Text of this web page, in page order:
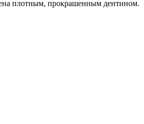
плотным, прокрашенным дентином.